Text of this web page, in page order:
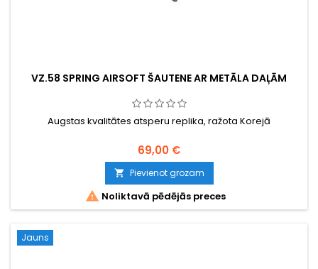
VZ.58 SPRING AIRSOFT ŠAUTENE AR METĀLA DAĻĀM
Augstas kvalitātes atsperu replika, ražota Korejā
69,00 €
 Pievienot grozam
 Noliktavā pēdējās preces
Jauns